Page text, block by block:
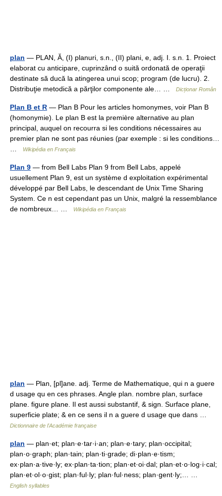
plan — PLAN, Ă, (I) planuri, s.n., (II) plani, e, adj. I. s.n. 1. Proiect
elaborat cu anticipare, cuprinzând o suită ordonată de operaţii
destinate să ducă la atingerea unui scop; program (de lucru). 2.
Distribuţie metodică a părţilor componente ale… …
Dicționar Român
Plan B et R — Plan B Pour les articles homonymes, voir Plan B
(homonymie). Le plan B est la première alternative au plan
principal, auquel on recourra si les conditions nécessaires au
premier plan ne sont pas réunies (par exemple : si les conditions…
Wikipédia en Français
Plan 9 — from Bell Labs Plan 9 from Bell Labs, appelé
usuellement Plan 9, est un système d exploitation expérimental
développé par Bell Labs, le descendant de Unix Time Sharing
System. Ce n est cependant pas un Unix, malgré la ressemblance
de nombreux… …
Wikipédia en Français
plan — Plan, [pl]ane. adj. Terme de Mathematique, qui n a guere
d usage qu en ces phrases. Angle plan. nombre plan, surface
plane. figure plane. Il est aussi substantif, & sign. Surface plane,
superficie plate; & en ce sens il n a guere d usage que dans …
Dictionnaire de l'Académie française
plan — plan·et; plan·e·tar·i·an; plan·e·tary; plan·occipital;
plan·o·graph; plan·tain; plan·ti·grade; di·plan·e·tism;
ex·plan·a·tive·ly; ex·plan·ta·tion; plan·et·oi·dal; plan·et·o·log·i·cal;
plan·et·ol·o·gist; plan·ful·ly; plan·ful·ness; plan·gent·ly;… …
English syllables